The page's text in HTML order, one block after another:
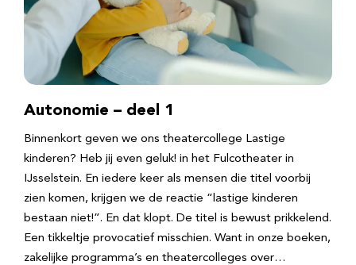
Autonomie – deel 1
Binnenkort geven we ons theatercollege Lastige
kinderen? Heb jij even geluk! in het Fulcotheater in
IJsselstein. En iedere keer als mensen die titel voorbij
zien komen, krijgen we de reactie “lastige kinderen
bestaan niet!”. En dat klopt. De titel is bewust prikkelend.
Een tikkeltje provocatief misschien. Want in onze boeken,
zakelijke programma’s en theatercolleges over…